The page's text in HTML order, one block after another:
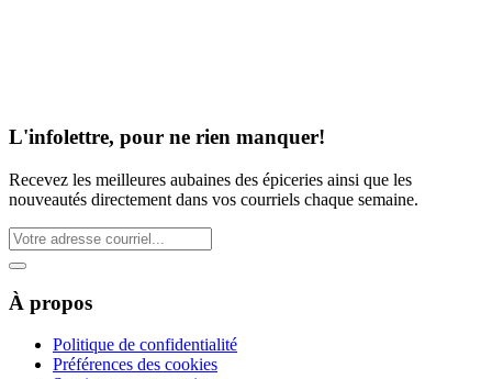
L'infolettre, pour ne rien manquer!
Recevez les meilleures aubaines des épiceries ainsi que les
nouveautés directement dans vos courriels chaque semaine.
À propos
Politique de confidentialité
Préférences des cookies